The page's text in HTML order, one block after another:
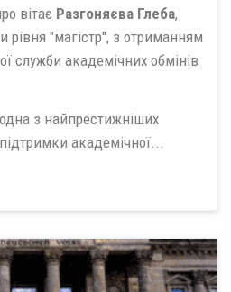
вітає Разгоняєва Глеба,
рівня "магістр", з отриманням
служби академічних обмінів
з найпрестижніших
академічної...